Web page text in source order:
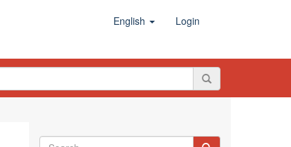
English Login